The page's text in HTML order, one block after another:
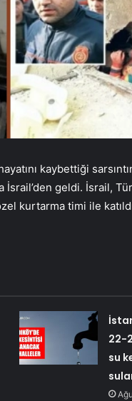
kaybettiği
geldi. İsrail,
kurtarma timi ile
22-
su